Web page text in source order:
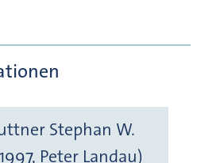
Stephan W.
Peter Landau)